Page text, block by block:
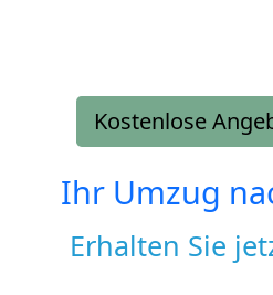
Kostenlose
Ihr Umzug
Erhalten Sie